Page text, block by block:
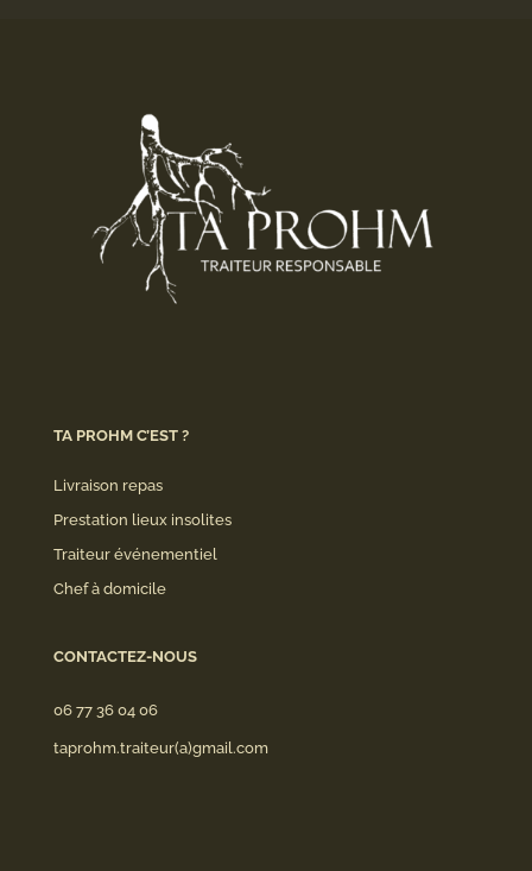
TA PROHM C’EST ?
Livraison repas
Prestation lieux insolites
Traiteur événementiel
Chef à domicile
CONTACTEZ-NOUS
06 77 36 04 06
taprohm.traiteur(a)gmail.com